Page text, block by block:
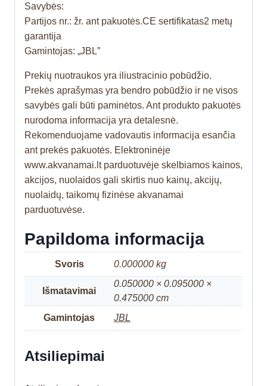
Savybės:
Partijos nr.: žr. ant pakuotės.CE sertifikatas2 metų
garantija
Gamintojas: „JBL”
Prekių nuotraukos yra iliustracinio pobūdžio.
Prekės aprašymas yra bendro pobūdžio ir ne visos
savybės gali būti paminėtos. Ant produkto pakuotės
nurodoma informacija yra detalesnė.
Rekomenduojame vadovautis informacija esančia
ant prekės pakuotės. Elektroninėje
www.akvanamai.lt parduotuvėje skelbiamos kainos,
akcijos, nuolaidos gali skirtis nuo kainų, akcijų,
nuolaidų, taikomų fizinėse akvanamai
parduotuvėse.
Papildoma informacija
Svoris 0.000000 kg
Išmatavimai
0.050000 × 0.095000 ×
0.475000 cm
Gamintojas
JBL
Atsiliepimai